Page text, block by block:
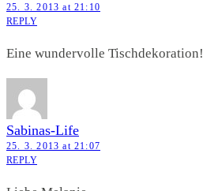
25. 3. 2013 at 21:10
REPLY
Eine wundervolle Tischdekoration!
Sabinas-Life
25. 3. 2013 at 21:07
REPLY